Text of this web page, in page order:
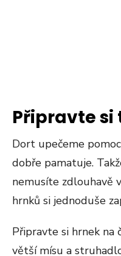
Připravte
Dort upečeme
dobře pamatuje.
nemusíte zdlouhavě
hrnků si jednoduše
Připravte si hrnek na
větší mísu a